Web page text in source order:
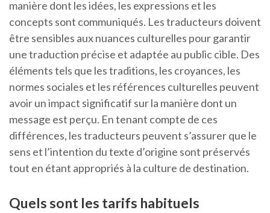
manière dont les idées, les expressions et les
concepts sont communiqués. Les traducteurs doivent
être sensibles aux nuances culturelles pour garantir
une traduction précise et adaptée au public cible. Des
éléments tels que les traditions, les croyances, les
normes sociales et les références culturelles peuvent
avoir un impact significatif sur la manière dont un
message est perçu. En tenant compte de ces
différences, les traducteurs peuvent s’assurer que le
sens et l’intention du texte d’origine sont préservés
tout en étant appropriés à la culture de destination.
Quels sont les tarifs habituels